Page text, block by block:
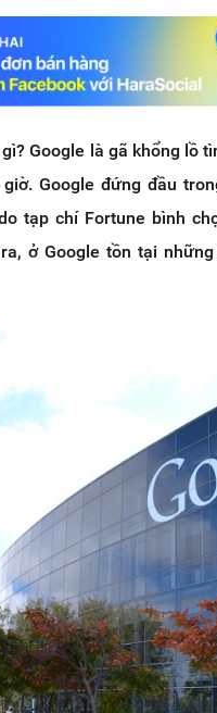
Google là gã khổng lồ
Google đứng đầu
tạp chí Fortune bình
ở Google tồn tại